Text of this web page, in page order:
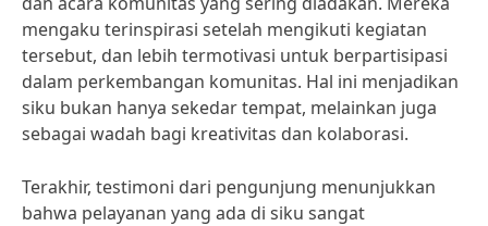
mengaku terinspirasi setelah mengikuti kegiatan
tersebut, dan lebih termotivasi untuk berpartisipasi
dalam perkembangan komunitas. Hal ini menjadikan
siku bukan hanya sekedar tempat, melainkan juga
sebagai wadah bagi kreativitas dan kolaborasi.
Terakhir, testimoni dari pengunjung menunjukkan
bahwa pelayanan yang ada di siku sangat